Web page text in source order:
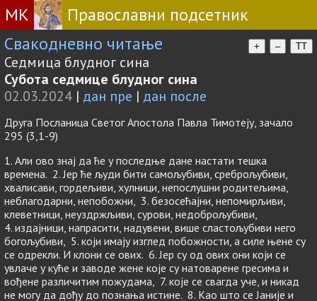
МК
Православни подсетник
Свакодневно читање
+ – TT
Седмица блудног сина
Субота седмице блудног сина
02.03.2024 | дан пре | дан после
Друга Посланица Светог Апостола Павла Тимотеју, зачало
295 (3,1-9)
1. Али ово знај да ће у последње дане настати тешка
времена. 2. Јер ће људи бити самољубиви, среброљубиви,
хвалисави, гордељиви, хулници, непослушни родитељима,
неблагодарни, непобожни, 3. безосећајни, непомирљиви,
клеветници, неуздржљиви, сурови, недоброљубиви,
4. издајници, напрасити, надувени, више сластољубиви него
богољубиви, 5. који имају изглед побожности, а силе њене су
се одрекли. И клони се ових. 6. Јер су од ових они који се
увлаче у куће и заводе жене које су натоварене гресима и
вођене различитим пожудама, 7. које се свагда уче, и никад
не могу да дођу до познања истине. 8. Као што се Јаније и